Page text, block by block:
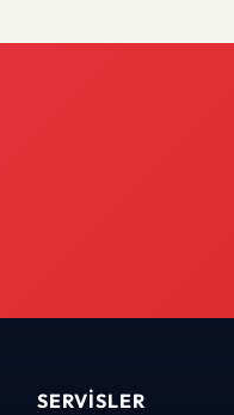
SERVISLER